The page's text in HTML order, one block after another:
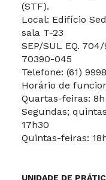
(STF).
Local: Edifício
sala T-23
SEP/SUL EQ.
70390-045
Telefone: (61)
Horário de
Quartas-feiras: 8h
Segundas;
17h30
Quintas-feiras:
UNIDADE DE